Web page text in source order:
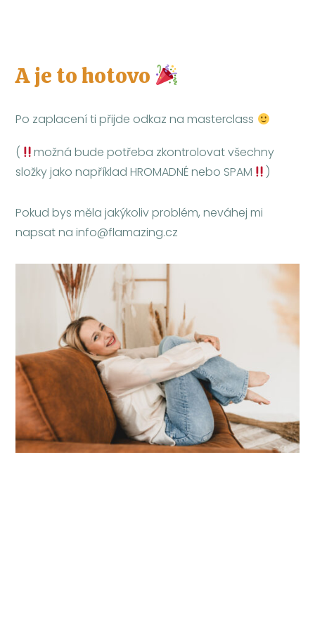
A je to hotovo
Po zaplacení ti přijde odkaz na masterclass
(
možná bude potřeba zkontrolovat všechny
složky jako například HROMADNÉ nebo SPAM
)
Pokud bys měla jakýkoliv problém, neváhej mi
napsat na info@flamazing.cz